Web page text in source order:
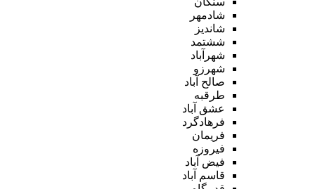
شادمهر
شاندیز
ششتمد
شهرآباد
شهرزو
صالح آباد
طرقبه
عشق آباد
فرهادگرد
فریمان
فیروزه
فیض آباد
قاسم آباد